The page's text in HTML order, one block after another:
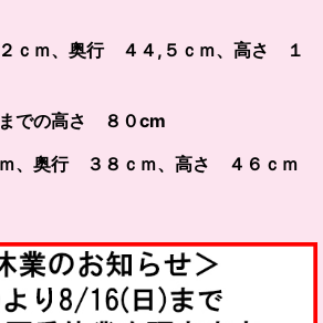
ｃｍ、奥行 ４４,５ｃｍ、高さ １
さ ８０cm
、奥行 ３８ｃｍ、高さ ４６ｃｍ